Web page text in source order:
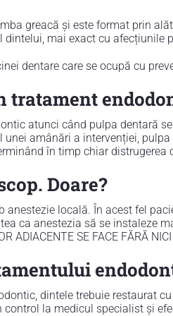
greacă și este format prin
mai exact cu afecțiunile
dentare care se ocupă cu
tratament
atunci când pulpa dentară
amânări a intervenției,
în timp chiar
Doare?
anestezie locală. În acest fel
ca anestezia să se instaleze
ADIACENTE SE FACE FĂRĂ
dintele trebuie restaurat
la medicul specialist și